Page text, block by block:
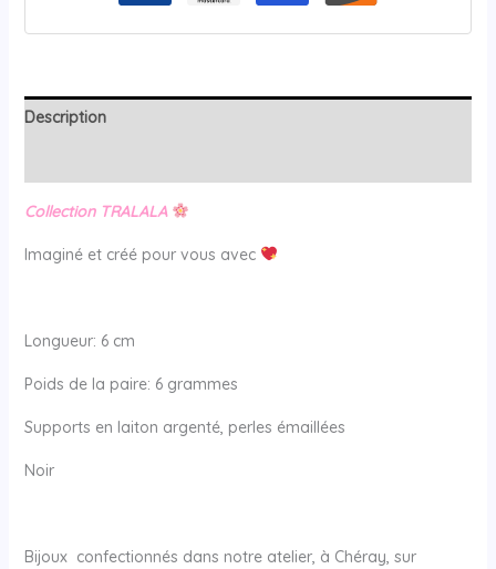
Description
Collection TRALALA
Imaginé et créé pour vous avec
Longueur: 6 cm
Poids de la paire: 6 grammes
Supports en laiton argenté, perles émaillées
Noir
Bijoux confectionnés dans notre atelier, à Chéray, sur